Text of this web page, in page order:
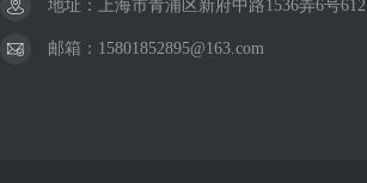
地址：上海市青浦区新府中路1536弄6号612
邮箱：15801852895@163.com